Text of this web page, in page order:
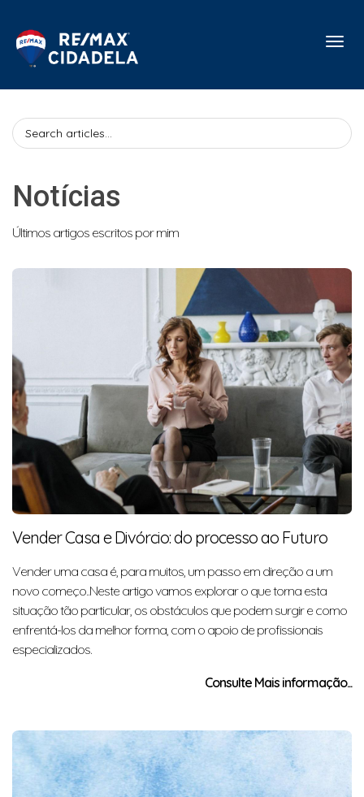
Notícias
Últimos artigos escritos por mim
Vender Casa e Divórcio: do processo ao Futuro
Vender uma casa é, para muitos, um passo em direção a um
novo começo..Neste artigo vamos explorar o que torna esta
situação tão particular, os obstáculos que podem surgir e como
enfrentá-los da melhor forma, com o apoio de profissionais
especializados.
Consulte Mais informação...